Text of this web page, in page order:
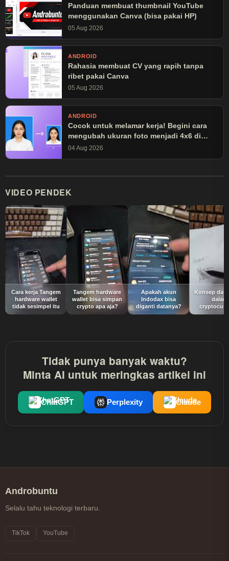
Panduan membuat thumbnail YouTube
menggunakan Canva (bisa pakai HP)
05 Aug 2026
ANDROID
Rahasia membuat CV yang rapih tanpa
ribet pakai Canva
05 Aug 2026
ANDROID
Cocok untuk melamar kerja! Begini cara
mengubah ukuran foto menjadi 4x6 di
Canva
04 Aug 2026
VIDEO PENDEK
Cara kerja Tangem
hardware wallet
tidak sesimpel itu
Tangem hardware
wallet bisa simpan
crypto apa aja?
Apakah akun
Indodax bisa
diganti datanya?
Konsep dari
dalam
Tidak punya banyak waktu?
Minta AI untuk meringkas artikel ini
ChatGPT Perplexity Claude
Androbuntu
Selalu tahu teknologi terbaru.
TikTok YouTube